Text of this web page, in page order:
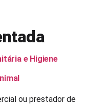
e Higiene
ou prestador de